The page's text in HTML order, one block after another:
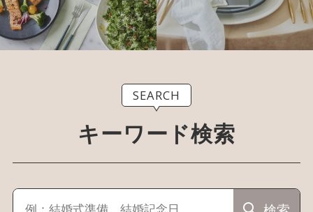
SEARCH
キーワード検索